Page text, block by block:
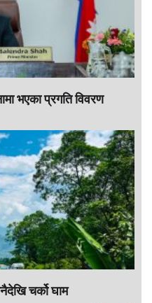
भएका प्रगति विवरण
चर्को घाम